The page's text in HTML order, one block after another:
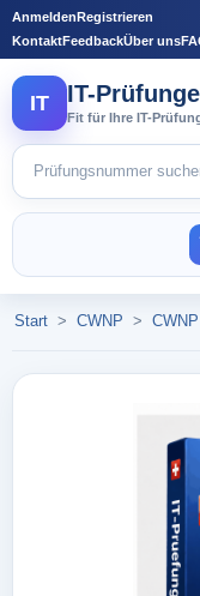
AnmeldenRegistrieren
KontaktFeedbackÜber uns
IT IT-
Fit für Ihre IT-
Start > CWNP >